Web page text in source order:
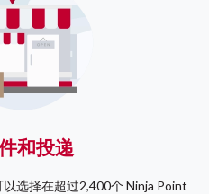
和投递
选择在超过2,400个 Ninja Point